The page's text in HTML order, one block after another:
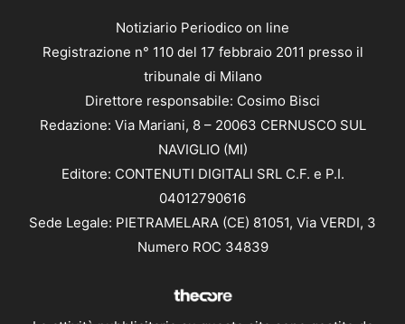
Notiziario Periodico on line
Registrazione n° 110 del 17 febbraio 2011 presso il
tribunale di Milano
Direttore responsabile: Cosimo Bisci
Redazione: Via Mariani, 8 – 20063 CERNUSCO SUL
NAVIGLIO (MI)
Editore: CONTENUTI DIGITALI SRL C.F. e P.I.
04012790616
Sede Legale: PIETRAMELARA (CE) 81051, Via VERDI, 3
Numero ROC 34839